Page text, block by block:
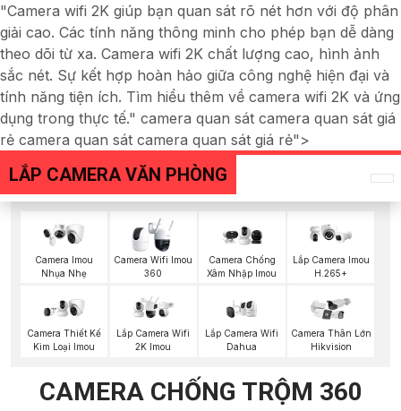
"Camera wifi 2K giúp bạn quan sát rõ nét hơn với độ phân
giải cao. Các tính năng thông minh cho phép bạn dễ dàng
theo dõi từ xa. Camera wifi 2K chất lượng cao, hình ảnh
sắc nét. Sự kết hợp hoàn hảo giữa công nghệ hiện đại và
tính năng tiện ích. Tìm hiểu thêm về camera wifi 2K và ứng
dụng trong thực tế." camera quan sát camera quan sát giá
rẻ camera quan sát camera quan sát giá rẻ">
LẮP CAMERA VĂN PHÒNG
Camera Imou
Nhụa Nhẹ
Camera Wifi Imou
360
Camera Chống
Xâm Nhập Imou
Lắp Camera Imou
H.265+
Camera Thiết Kế
Kim Loại Imou
Lắp Camera Wifi
2K Imou
Lắp Camera Wifi
Dahua
Camera Thân Lớn
Hikvision
CAMERA CHỐNG TRỘM 360